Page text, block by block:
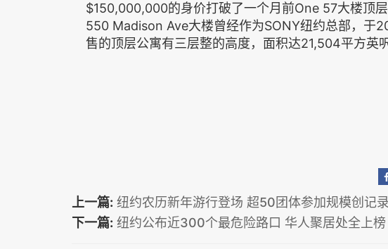
$150,000,000的身价打破了一个月前One 57大楼顶
550 Madison Ave大楼曾经作为SONY纽约总部，于
售的顶层公寓有三层整的高度，面积达21,504平方英
上一篇: 纽约农历新年游行登场 超50团体参加规模创记录
下一篇: 纽约公布近300个最危险路口 华人聚居处全上榜